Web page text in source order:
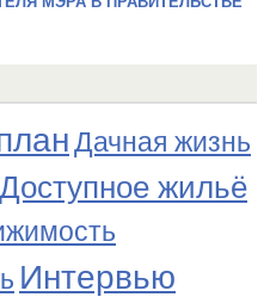
Дачная жизнь
Доступное жильё
Интервью